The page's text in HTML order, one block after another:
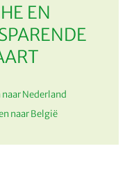
EN
Nederland
naar België